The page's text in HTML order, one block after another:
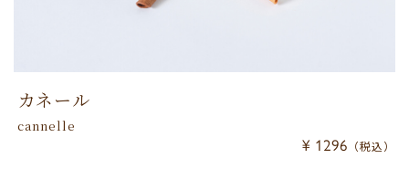
カネール
cannelle
¥ 1296 （税込）